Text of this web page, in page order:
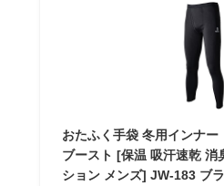
おたふく手袋 冬用インナー
ブースト [保温 吸汗速乾 消
ション メンズ] JW-183 ブ